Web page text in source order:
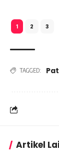
1 2 3
TAGGED:
Artikel